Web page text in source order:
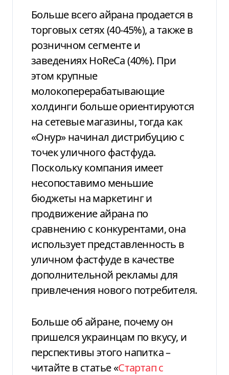
Больше всего айрана продается в
торговых сетях (40-45%), а также в
розничном сегменте и
заведениях HoReCa (40%). При
этом крупные
молокоперерабатывающие
холдинги больше ориентируются
на сетевые магазины, тогда как
«Онур» начинал дистрибуцию с
точек уличного фастфуда.
Поскольку компания имеет
несопоставимо меньшие
бюджеты на маркетинг и
продвижение айрана по
сравнению с конкурентами, она
использует представленность в
уличном фастфуде в качестве
дополнительной рекламы для
привлечения нового потребителя.
Больше об айране, почему он
пришелся украинцам по вкусу, и
перспективы этого напитка –
читайте в статье «Стартап с